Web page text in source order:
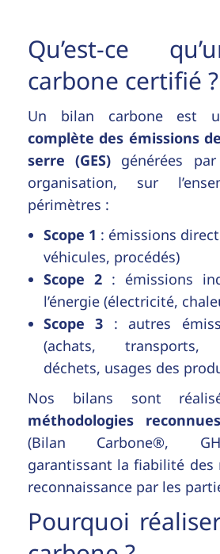
Qu’est-ce
carbone certifié ?
Un bilan carbone est
complète des émissions
serre (GES) générées par
organisation, sur
périmètres :
Scope 1 : émissions
véhicules, procédés)
Scope 2 : émissions
l’énergie (électricité,
Scope 3 : autres
(achats, transports,
déchets, usages des
Nos bilans sont
méthodologies
(Bilan Carbone®,
garantissant la fiabilité
reconnaissance par les
Pourquoi